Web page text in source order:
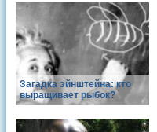
Загадка эйнштейна: кто
выращивает рыбок?